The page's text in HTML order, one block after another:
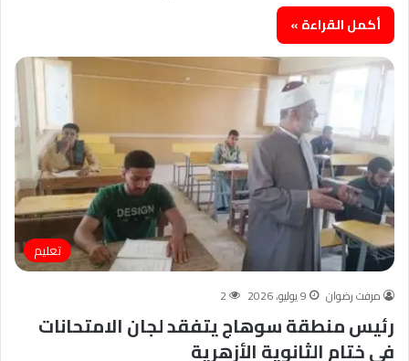
أكمل القراءة »
تعليم
مرفت رضوان 9 يوليو، 2026 2
رئيس منطقة سوهاج يتفقد لجان الامتحانات
في ختام الثانوية الأزهرية